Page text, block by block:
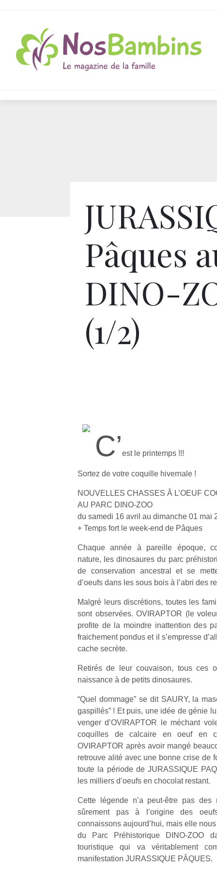
Pâques
DINO-
(1/2)
C’est le printemps !!!
Sortez de votre coquille hivernale !
NOUVELLES CHASSES Â L’OEUF
AU PARC DINO-ZOO
du samedi 16 avril au dimanche 01 mai
+ Temps fort le week-end de Pâques
Chaque année à pareille époque,
nature, les dinosaures du parc
de conservation ancestral et se
d’oeufs dans les sous bois à l’abri des
Malgré leurs discrétions, toutes les
sont observées. OVIRAPTOR (le
profite de la moindre inattention des
fraichement pondus et il s’empresse
cache secrète.
Retirés de leur couvaison, tous ces
naissance à de petits dinosaures.
“Quel dommage” se dit SAURY, la
gaspillés” ! Et puis, une idée de génie
venger d’OVIRAPTOR le méchant
coquilles de calcaire en oeuf en
OVIRAPTOR après avoir mangé
retrouve alité avec une bonne crise de
toute la période de JURASSIQUE
les milliers d’oeufs en chocolat restant.
Cette légende n’a peut-être pas des
sûrement pas à l’origine des
connaissons aujourd’hui, mais elle
du Parc Préhistorique DINO-ZOO
touristique qui va véritablement
manifestation JURASSIQUE PÂQUES.